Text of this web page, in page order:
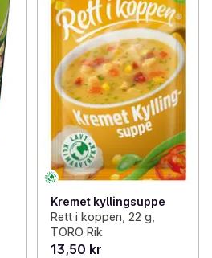
Kremet kyllingsuppe
Rett i koppen, 22 g,
TORO Rik
13,50 kr